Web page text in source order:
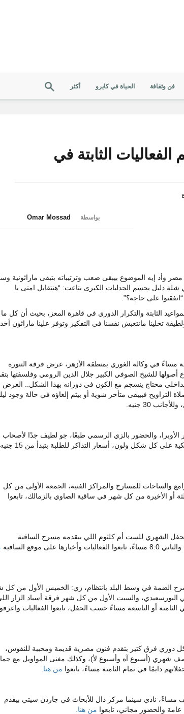
فن وثقافة الحياة في كايرو أكثر
الثابتة في
بواسطة Omar Mossad
إيه الموضوع بيبقى صعب وترتيباته بتبقى ماراثونية
دليل يحسم الجدليات الكبرى بتاعت: “هنتقابل امتى يا
على حاجة؟”.
الثابتة والتكرار الدوري في قاهرة المعز، بحيث أن كل ما
تخلينا مانتعبش نفسنا في التفكير وتوفر علينا ماراثون أخد
في وكالة الغوري بمنطقة الأزهر، عرض فرقة التنورة
أصولها للشيخ الصوفي الكبير جلال الدين الرومي وفلسفتها
محتاج ينسجم مع الكون في دورانه بهذا الشكل.. العرض
فبيبقى متأخر شوية أو بيتم إلغاؤه في حالة وجود
والحضور بالزي الرسمي طبعًا، جو لطيف جدًا لأصحاب
الذوق الرفيع والمزاج الموسيقي الراقي، سيمفونيات كلاسيكية على كل شكل ولون، أسعار
والساحات للمسارح والمراكز الفنية، الجمعة الأولى من كل
أو الأخيرة من كل شهر في ساقية الصاوي بالزمالك، تابعوا
الشهري للست أم كلثوم اللي بيقدمه مسرح الساقية
الضمة في وسط البلد بانتظام، زي: الخميس الأول من كل
البورسعيدي، والسبت الأول من كل شهر فرقة أسياد الزار
أو التاسعة مساءً حسب الحفل، تابعوا الفعاليات
دوري فرق كتير بتقدم فنون مصرية قديمة ومحببة للنفوس،
شهري (أسبوع آه وأسبوع لأ)، وكذلك مغنى المواويل مع
دايمًا في تمام الثامنة مساءً، تابعوا من هنا
مساءً، نادي سينما مركز دال للأبحاث في جاردن سيتي بيقدم
والحضور مجاني، تابعوا من هنا.